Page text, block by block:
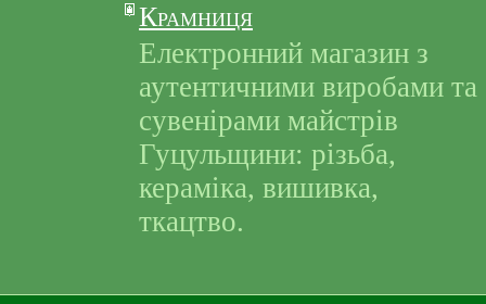
Крамниця
Електронний магазин з
аутентичними виробами та
сувенірами майстрів
Гуцульщини: різьба,
кераміка, вишивка,
ткацтво.